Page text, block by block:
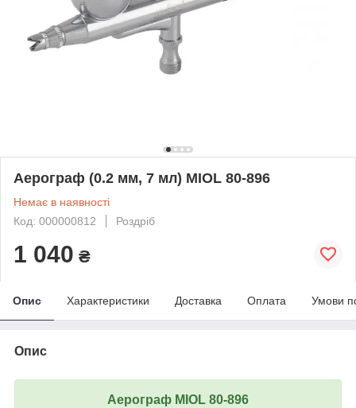
Аерограф (0.2 мм, 7 мл) MIOL 80-896
Немає в наявності
Код: 000000812
Роздріб
1 040 ₴
Опис Характеристики Доставка Оплата Умови
Опис
Аерограф MIOL 80-896